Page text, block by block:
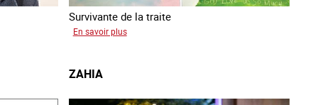
mineurs en France #Devenir : l'accompagnement des mineurs
victime de traite
Les
Survivante de la traite
En savoir plussur
ZAHIA